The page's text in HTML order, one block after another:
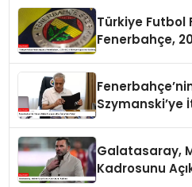
Türkiye Futbol
Fenerbahçe,
Szymanski’ye
Galatasaray,
Kadrosunu